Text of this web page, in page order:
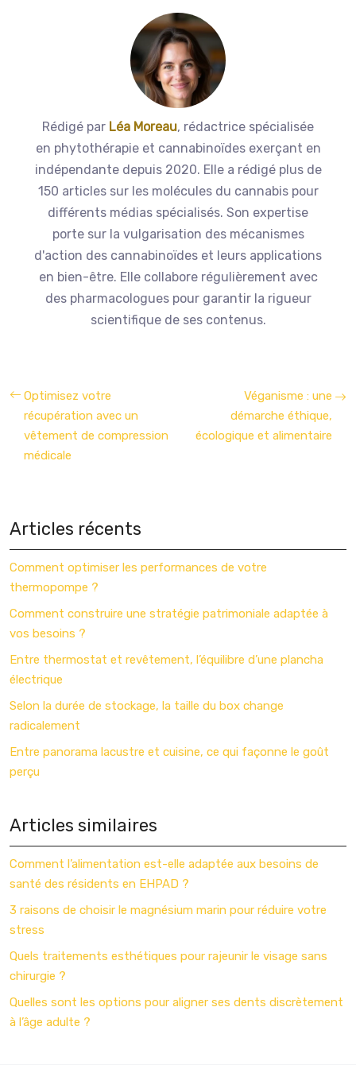
Rédigé par Léa Moreau, rédactrice spécialisée
en phytothérapie et cannabinoïdes exerçant en
indépendante depuis 2020. Elle a rédigé plus de
150 articles sur les molécules du cannabis pour
différents médias spécialisés. Son expertise
porte sur la vulgarisation des mécanismes
d'action des cannabinoïdes et leurs applications
en bien-être. Elle collabore régulièrement avec
des pharmacologues pour garantir la rigueur
scientifique de ses contenus.
Optimisez votre
récupération avec un
vêtement de compression
médicale
Véganisme : une
démarche éthique,
écologique et alimentaire
Articles récents
Comment optimiser les performances de votre
thermopompe ?
Comment construire une stratégie patrimoniale adaptée à
vos besoins ?
Entre thermostat et revêtement, l’équilibre d’une plancha
électrique
Selon la durée de stockage, la taille du box change
radicalement
Entre panorama lacustre et cuisine, ce qui façonne le goût
perçu
Articles similaires
Comment l’alimentation est-elle adaptée aux besoins de
santé des résidents en EHPAD ?
3 raisons de choisir le magnésium marin pour réduire votre
stress
Quels traitements esthétiques pour rajeunir le visage sans
chirurgie ?
Quelles sont les options pour aligner ses dents discrètement
à l’âge adulte ?